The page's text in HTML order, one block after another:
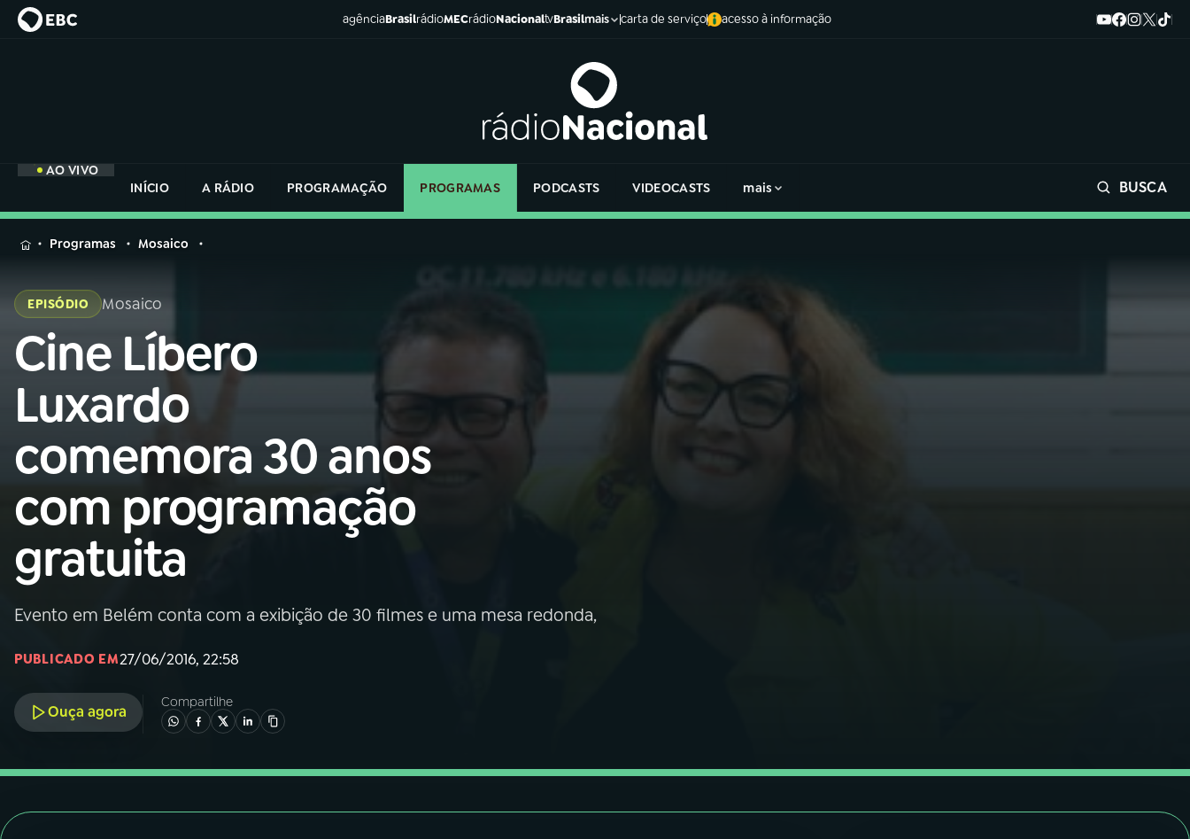
agênciaBrasilrádioMECrádioNacionaltvBrasilmais carta de serviço acesso à informação
AO VIVO
INÍCIO
A RÁDIO PROGRAMAÇÃO PROGRAMAS PODCASTS VIDEOCASTS mais BUSCA
MENU
Buscar
Rádio
Nacional
01 INÍCIO
02 A RÁDIO
03PROGRAMAÇÃO
04 PROGRAMAS
na
Rádio
Nacional
Programas Mosaico
EPISÓDIO Mosaico
Cine Líbero
Luxardo
comemora 30 anos
com programação
gratuita
Evento em Belém conta com a exibição de 30 filmes e uma mesa redonda,
PUBLICADO EM27/06/2016, 22:58
Ouça agora
Compartilhe